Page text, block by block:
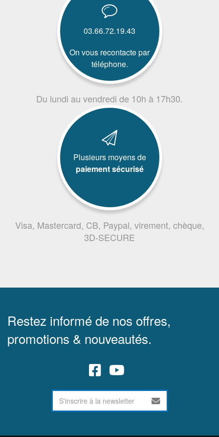
03.66.72.19.43
On vous recontacte par
téléphone.
Du lundi au vendredi de 10h à 17h30.
Plusieurs moyens de
paiement sécurisé
Visa, Mastercard, CB, Paypal, virement, chèque,
3D-SECURE
Restez informé de nos offres,
promotions & nouveautés.